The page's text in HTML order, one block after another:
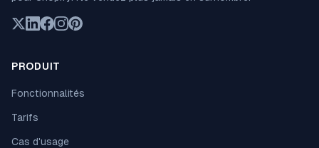
PRODUIT
Fonctionnalités
Tarifs
Cas d'usage